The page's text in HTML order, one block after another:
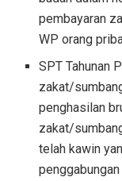
pembayaran
WP orang
SPT Tahunan
zakat/
penghasilan
zakat/
telah kawin